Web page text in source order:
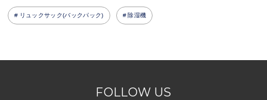
リュックサック(バックパック) 除湿機
FOLLOW US